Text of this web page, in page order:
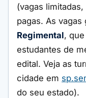
(vagas
pagas. As vagas
Regimental,
estudantes de
edital. Veja as
cidade em
do seu estado).